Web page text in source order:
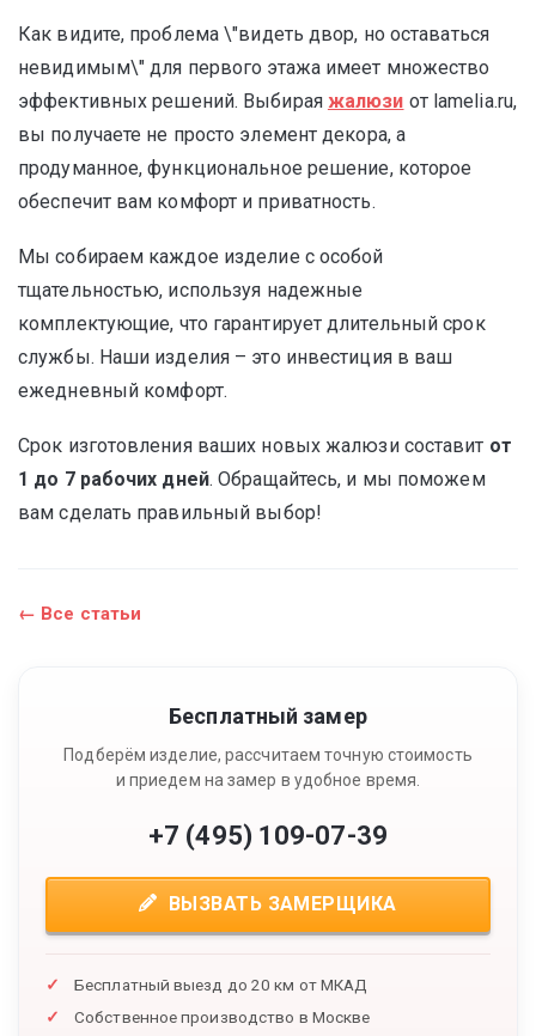
Как видите, проблема \"видеть двор, но оставаться
невидимым\" для первого этажа имеет множество
эффективных решений. Выбирая жалюзи от lamelia.ru,
вы получаете не просто элемент декора, а
продуманное, функциональное решение, которое
обеспечит вам комфорт и приватность.
Мы собираем каждое изделие с особой
тщательностью, используя надежные
комплектующие, что гарантирует длительный срок
службы. Наши изделия – это инвестиция в ваш
ежедневный комфорт.
Срок изготовления ваших новых жалюзи составит от
1 до 7 рабочих дней. Обращайтесь, и мы поможем
вам сделать правильный выбор!
← Все статьи
Бесплатный замер
Подберём изделие, рассчитаем точную стоимость
и приедем на замер в удобное время.
+7 (495) 109-07-39
ВЫЗВАТЬ ЗАМЕРЩИКА
Бесплатный выезд до 20 км от МКАД
Собственное производство в Москве